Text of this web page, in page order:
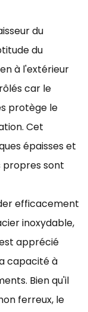
du
du
à l'extérieur
car le
protège le
Cet
épaisses et
propres sont
efficacement
inoxydable,
apprécié
capacité à
Bien qu'il
ferreux, le